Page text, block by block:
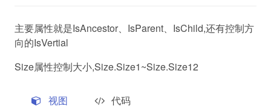
主要属性就是IsAncestor、IsParent、IsChild,还有控制方
向的IsVertial
Size属性控制大小,Size.Size1~Size.Size12
视图 代码